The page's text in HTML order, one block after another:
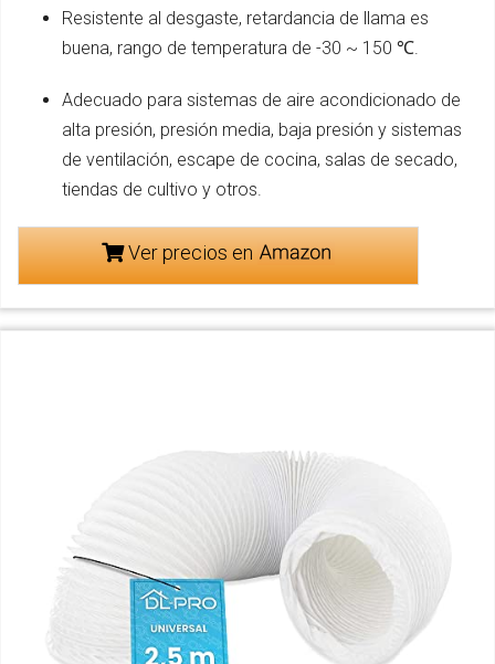
Resistente al desgaste, retardancia de llama es
buena, rango de temperatura de -30 ~ 150 ℃.
Adecuado para sistemas de aire acondicionado de
alta presión, presión media, baja presión y sistemas
de ventilación, escape de cocina, salas de secado,
tiendas de cultivo y otros.
Ver precios en